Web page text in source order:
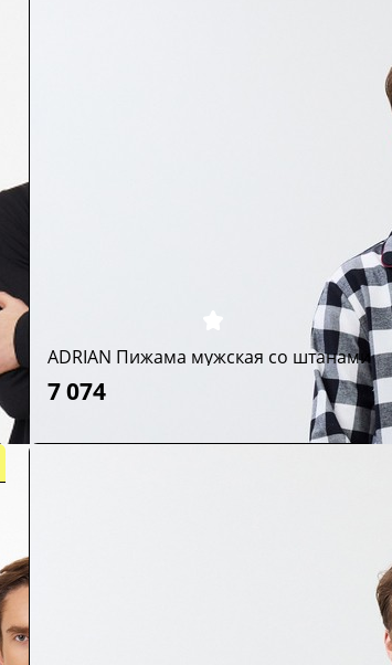
ADRIAN Пижама мужская со штанами
7 074